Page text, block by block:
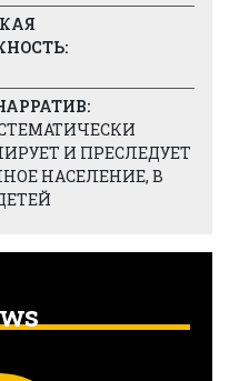
И ПРЕСЛЕДУЕТ
НАСЕЛЕНИЕ, В